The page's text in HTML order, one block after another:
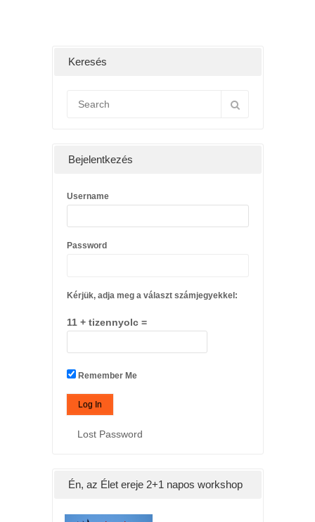
Keresés
Bejelentkezés
Username
Password
Kérjük, adja meg a választ számjegyekkel:
11 + tizennyolc =
Remember Me
Lost Password
Én, az Élet ereje 2+1 napos workshop